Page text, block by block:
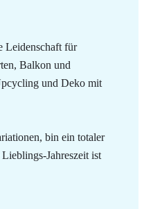
Leidenschaft für
Balkon und
und Deko mit
bin ein totaler
Jahreszeit ist